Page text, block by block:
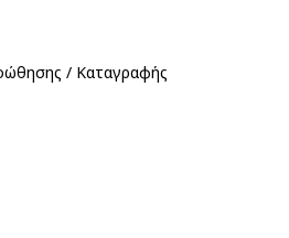
/ Καταγραφής